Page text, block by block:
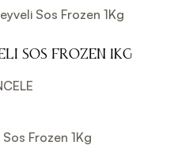
Sos Frozen 1Kg